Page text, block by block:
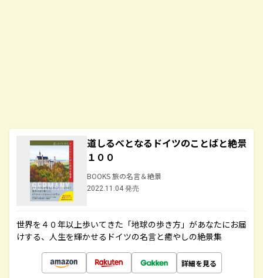
道しるべとなるドイツのことばと絶景
１００
BOOKS 旅の名言＆絶景
2022.11.04 発売
世界を４０年以上歩いてきた「地球の歩き方」があなたにお届
けする、人生を輝かせるドイツの名言と癒やしの絶景集
詳細を見る